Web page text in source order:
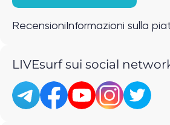
Recensioni Informazioni sulla
LIVEsurf sui social